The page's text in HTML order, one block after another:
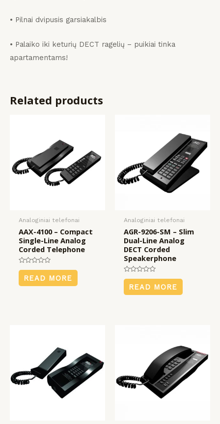
• Pilnai dvipusis garsiakalbis
• Palaiko iki keturių DECT ragelių – puikiai tinka
apartamentams!
Related products
Analoginiai telefonai
AAX-4100 – Compact
Single-Line Analog
Corded Telephone
Rated
out
of
READ MORE
Analoginiai telefonai
AGR-9206-SM – Slim
Dual-Line Analog
DECT Corded
Speakerphone
Rated
out
of
READ MORE